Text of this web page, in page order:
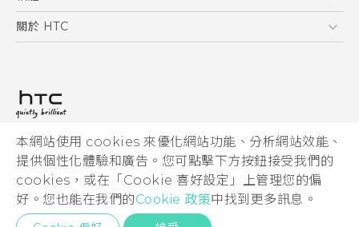
本網站使用 cookies 來優化網站功能、分析網站效能、
提供個性化體驗和廣告。您可點擊下方按鈕接受我們的
cookies，或在「Cookie 喜好設定」上管理您的偏
好。您也能在我們的Cookie 政策中找到更多訊息。
付款方式
服務中心資訊
客戶服務佈告欄
應用程式
HTC Sync Manager
關於 HTC
投資人
隱私權政策
產品安全性
Cookie
© 2011-2026 HTC Corporation
HTC 法律文件
宏達國際電子股份有限公司 | 統一編號16003518
隱私聯絡: Global-Privacy@htc.com